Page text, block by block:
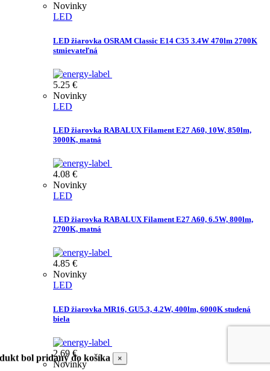
Novinky
LED
LED žiarovka OSRAM Classic E14 C35 3.4W 470lm 2700K
stmievateľná
5.25 €
Novinky
LED
LED žiarovka RABALUX Filament E27 A60, 10W, 850lm,
3000K, matná
4.08 €
Novinky
LED
LED žiarovka RABALUX Filament E27 A60, 6.5W, 800lm,
2700K, matná
4.85 €
Novinky
LED
LED žiarovka MR16, GU5.3, 4.2W, 400lm, 6000K studená
biela
2.69 €
Novinky
bol pridaný do košíka ×